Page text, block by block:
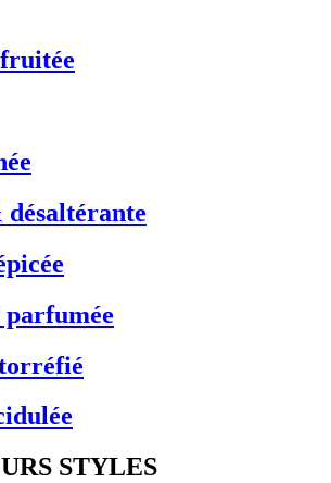
parfumée
STYLES